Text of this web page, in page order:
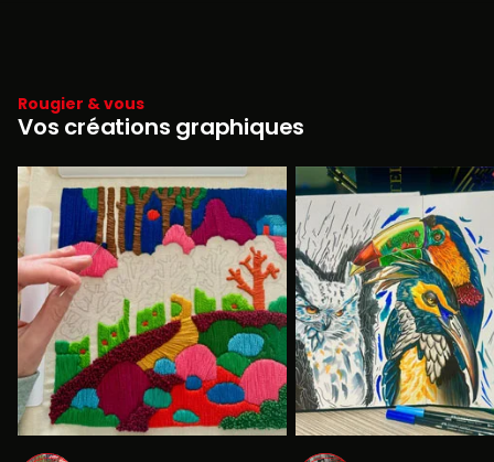
Rougier & vous
Vos créations graphiques